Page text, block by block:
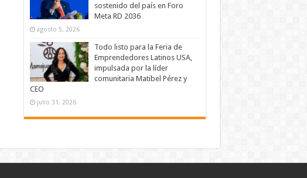
sostenido del país en Foro
Meta RD 2036
agosto 5, 2026
Todo listo para la Feria de
Emprendedores Latinos USA,
impulsada por la líder
comunitaria Matibel Pérez y
CEO
julio 31, 2026